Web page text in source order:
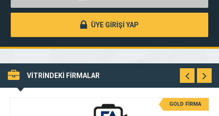
ÜYE GİRİŞİ YAP
VİTRİNDEKİ FİRMALAR
GOLD FİRMA